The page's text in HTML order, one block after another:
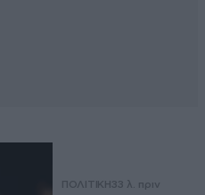
ΠΟΛΙΤΙΚΗ33 λ. πριν